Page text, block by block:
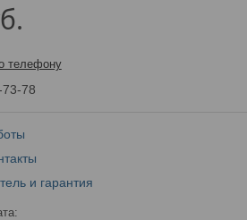
телефону
78
и гарантия